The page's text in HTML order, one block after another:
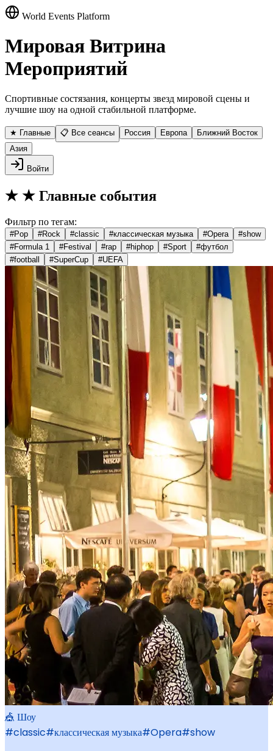
World Events Platform
Мировая Витрина
Мероприятий
Спортивные состязания, концерты звезд мировой сцены и
лучшие шоу на одной стабильной платформе.
★ Главные 📋 Все сеансы Россия Европа
Ближний Восток
Азия
Войти
★ ★ Главные события
Фильтр по тегам:
#Pop #Rock #classic #классическая музыка #Opera #show
#Formula 1 #Festival #rap #hiphop #Sport #футбол
#football #SuperCup #UEFA
🎪 Шоу
#classic#классическая музыка#Opera#show